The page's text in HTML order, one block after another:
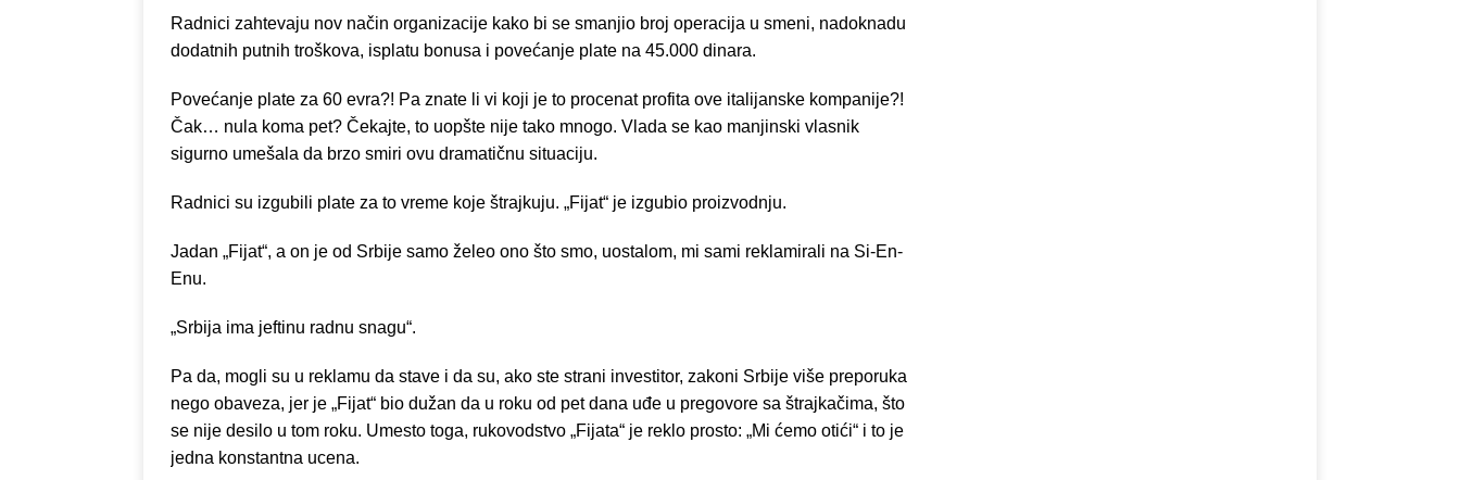
Radnici zahtevaju nov način organizacije kako bi se smanjio broj operacija u smeni, nadoknadu
dodatnih putnih troškova, isplatu bonusa i povećanje plate na 45.000 dinara.
Povećanje plate za 60 evra?! Pa znate li vi koji je to procenat profita ove italijanske kompanije?!
Čak… nula koma pet? Čekajte, to uopšte nije tako mnogo. Vlada se kao manjinski vlasnik
sigurno umešala da brzo smiri ovu dramatičnu situaciju.
Radnici su izgubili plate za to vreme koje štrajkuju. „Fijat“ je izgubio proizvodnju.
Jadan „Fijat“, a on je od Srbije samo želeo ono što smo, uostalom, mi sami reklamirali na Si-En-
Enu.
„Srbija ima jeftinu radnu snagu“.
Pa da, mogli su u reklamu da stave i da su, ako ste strani investitor, zakoni Srbije više preporuka
nego obaveza, jer je „Fijat“ bio dužan da u roku od pet dana uđe u pregovore sa štrajkačima, što
se nije desilo u tom roku. Umesto toga, rukovodstvo „Fijata“ je reklo prosto: „Mi ćemo otići“ i to je
jedna konstantna ucena.